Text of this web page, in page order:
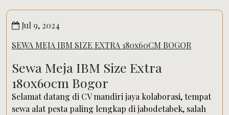
Jul 9, 2024
SEWA MEJA IBM SIZE EXTRA 180x60CM BOGOR
Sewa Meja IBM Size Extra
180x60cm Bogor
Selamat datang di CV mandiri jaya kolaborasi, tempat
sewa alat pesta paling lengkap di jabodetabek, salah